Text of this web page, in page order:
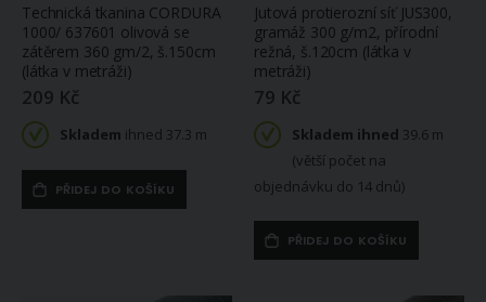
Technická tkanina CORDURA
1000/ 637601 olivová se
zátěrem 360 gm/2, š.150cm
(látka v metráži)
209 Kč
Skladem ihned 37.3 m
PŘIDEJ DO KOŠÍKU
Jutová protierozní síť JUS300,
gramáž 300 g/m2, přírodní
režná, š.120cm (látka v
metráži)
79 Kč
Skladem ihned 39.6 m
(větší počet na
objednávku do 14 dnů)
PŘIDEJ DO KOŠÍKU